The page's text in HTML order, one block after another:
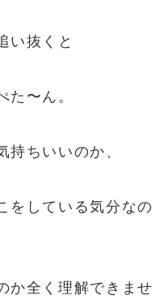
い抜くと
た〜ん。
持ちいいのか、
をしている気分なの
か全く理解できませ